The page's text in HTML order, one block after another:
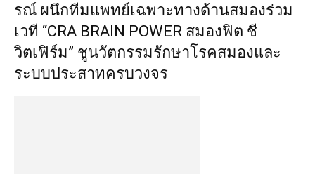
รณ์ ผนึกทีมแพทย์เฉพาะทางด้านสมองร่วม
เวที “CRA BRAIN POWER สมองฟิต ชี
วิตเฟิร์ม” ชูนวัตกรรมรักษาโรคสมองและ
ระบบประสาทครบวงจร